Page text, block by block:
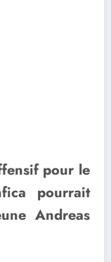
pour le
pourrait
Andreas